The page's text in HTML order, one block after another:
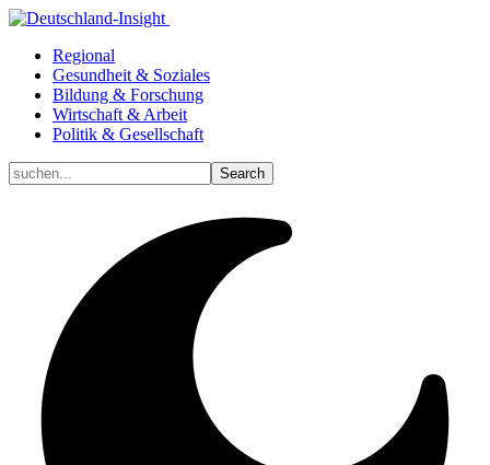
Regional
Gesundheit & Soziales
Bildung & Forschung
Wirtschaft & Arbeit
Politik & Gesellschaft